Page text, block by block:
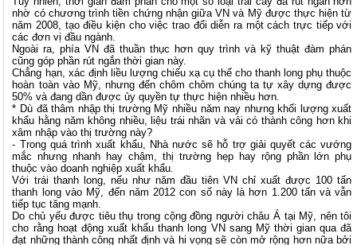
nhờ có chương trình tiền chứng nhận giữa VN và Mỹ được thực hiện từ
năm 2008, tạo điều kiện cho việc trao đổi diễn ra một cách trực tiếp với
các đơn vị đầu ngành.
Ngoài ra, phía VN đã thuần thục hơn quy trình và kỹ thuật đàm phán
cũng góp phần rút ngắn thời gian này.
Chẳng hạn, xác định liều lượng chiếu xạ cụ thể cho thanh long phụ thuộc
hoàn toàn vào Mỹ, nhưng đến chôm chôm chúng ta tự xây dựng được
50% và đang dần được ủy quyền tự thực hiện nhiều hơn.
* Dù đã thâm nhập thị trường Mỹ nhiều năm nay nhưng khối lượng xuất
khẩu hằng năm không nhiều, liệu trái nhãn và vải có thành công hơn khi
xâm nhập vào thị trường này?
- Trong quá trình xuất khẩu, Nhà nước sẽ hỗ trợ giải quyết các vướng
mắc nhưng nhanh hay chậm, thị trường hẹp hay rộng phần lớn phụ
thuộc vào doanh nghiệp xuất khẩu.
Với trái thanh long, nếu như năm đầu tiên VN chỉ xuất được 100 tấn
thanh long vào Mỹ, đến năm 2012 con số này là hơn 1.200 tấn và vẫn
tiếp tục tăng mạnh.
Do chủ yếu được tiêu thụ trong cộng đồng người châu Á tại Mỹ, nên tôi
cho rằng hoạt động xuất khẩu thanh long VN sang Mỹ thời gian qua đã
đạt những thành công nhất định và hi vọng sẽ còn mở rộng hơn nữa bởi